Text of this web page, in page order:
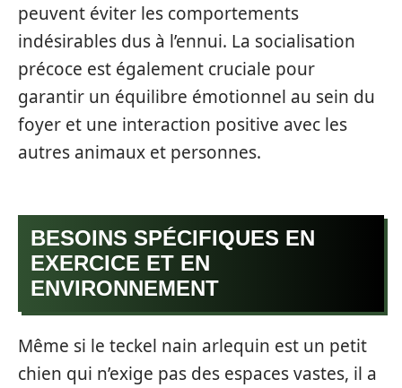
peuvent éviter les comportements
indésirables dus à l’ennui. La socialisation
précoce est également cruciale pour
garantir un équilibre émotionnel au sein du
foyer et une interaction positive avec les
autres animaux et personnes.
BESOINS SPÉCIFIQUES EN
EXERCICE ET EN
ENVIRONNEMENT
Même si le teckel nain arlequin est un petit
chien qui n’exige pas des espaces vastes, il a